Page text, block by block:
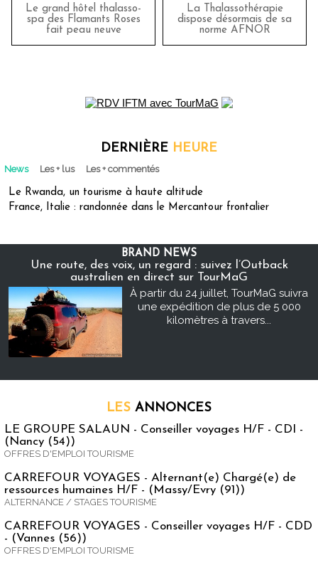
Le grand hôtel thalasso-
spa des Flamants Roses
fait peau neuve
La Thalassothérapie
dispose désormais de sa
norme AFNOR
DERNIÈRE HEURE
News Les + lus Les + commentés
Le Rwanda, un tourisme à haute altitude
France, Italie : randonnée dans le Mercantour frontalier
BRAND NEWS
Une route, des voix, un regard : suivez l’Outback
australien en direct sur TourMaG
À partir du 24 juillet, TourMaG suivra
une expédition de plus de 5 000
kilomètres à travers...
LES ANNONCES
LE GROUPE SALAUN - Conseiller voyages H/F - CDI -
(Nancy (54))
OFFRES D'EMPLOI TOURISME
CARREFOUR VOYAGES - Alternant(e) Chargé(e) de
ressources humaines H/F - (Massy/Evry (91))
ALTERNANCE / STAGES TOURISME
CARREFOUR VOYAGES - Conseiller voyages H/F - CDD
- (Vannes (56))
OFFRES D'EMPLOI TOURISME